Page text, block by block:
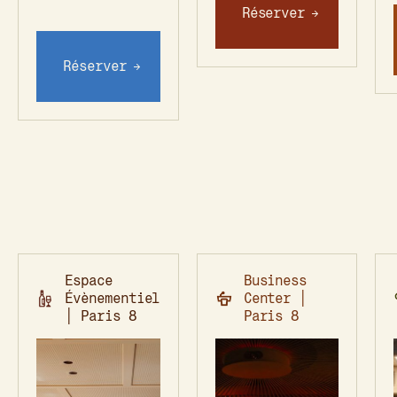
Réserver
Réserver
Espace
Évènementiel
│ Paris 8
Business
Center │
Paris 8